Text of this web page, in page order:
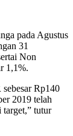
pada Agustus
31
Non
1,1%.
Rp140
2019 telah
target,” tutur